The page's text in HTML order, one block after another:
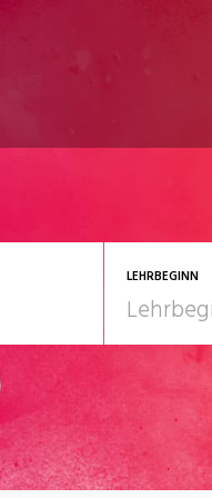
LEHRBEGINN
Telco